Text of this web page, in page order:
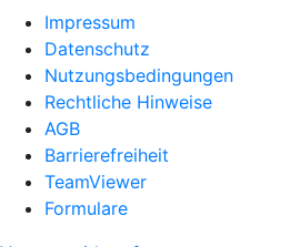
Impressum
Datenschutz
Nutzungsbedingungen
Rechtliche Hinweise
AGB
Barrierefreiheit
TeamViewer
Formulare